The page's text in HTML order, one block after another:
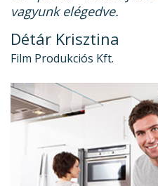
vagyunk elégedve.
Détár Krisztina
Film Produkciós Kft.